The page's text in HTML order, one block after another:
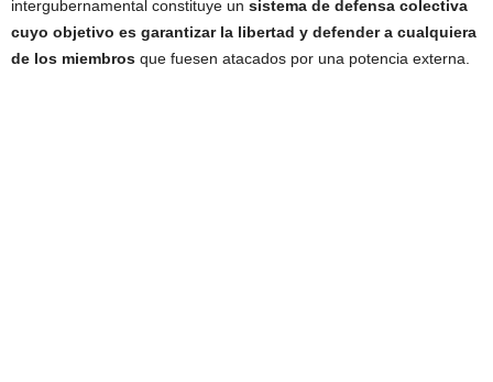
intergubernamental constituye un sistema de defensa colectiva
cuyo objetivo es garantizar la libertad y defender a cualquiera
de los miembros que fuesen atacados por una potencia externa.